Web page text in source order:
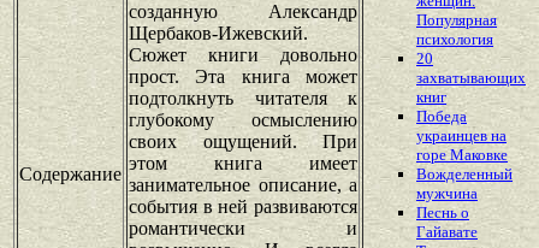
Содержание
созданную Александр
Щербаков-Ижевский.
Сюжет книги довольно
прост. Эта книга может
подтолкнуть читателя к
глубокому осмыслению
своих ощущений. При
этом книга имеет
занимательное описание, а
события в ней развиваются
романтически и
Популярная
психология
20
захватывающих
книг
Победа
украинцев на
горе Маковке
Вожделенный
мужчина
Песнь о
Гайавате